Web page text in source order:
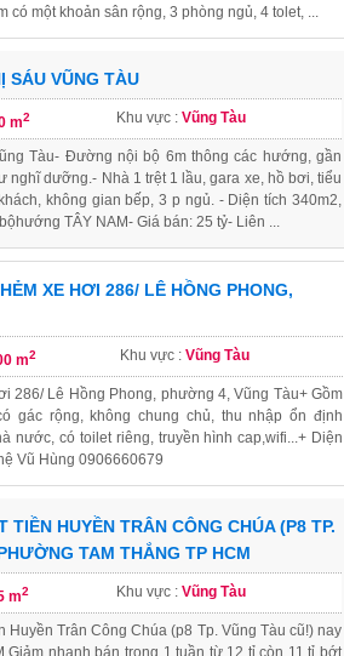
một khoản sân rộng, 3 phòng ngủ, 4 tolet, ...
SÁU VŨNG TÀU
m2 Khu vực : Vũng Tàu
Tàu- Đường nội bộ 6m thông các hướng, gần
nghĩ dưỡng.- Nhà 1 trệt 1 lầu, gara xe, hồ bơi, tiểu
không gian bếp, 3 p ngủ. - Diện tích 340m2,
TÂY NAM- Giá bán: 25 tỷ- Liên ...
XE HƠI 286/ LÊ HỒNG PHONG,
m2 Khu vực : Vũng Tàu
286/ Lê Hồng Phong, phường 4, Vũng Tàu+ Gồm
gác rộng, không chung chủ, thu nhập ổn định
nước, có toilet riêng, truyền hình cap,wifi...+ Diện
Vũ Hùng 0906660679
TIỀN HUYỀN TRÂN CÔNG CHÚA (P8 TP.
TAM THẮNG TP HCM
m2 Khu vực : Vũng Tàu
Huyền Trân Công Chúa (p8 Tp. Vũng Tàu cũ!) nay
Giảm nhanh bán trong 1 tuần từ 12 tỉ còn 11 tỉ bớt